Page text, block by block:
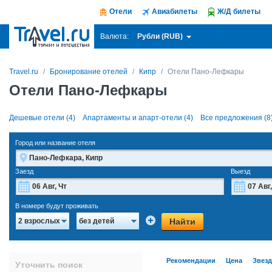
Отели Авиабилеты Ж/Д билеты
Валюта: Рубли (RUB)
Travel.ru Бронирование отелей Кипр Отели Пано-Лефкары
Отели Пано-Лефкары
Дешевые отели (4) Апартаменты и апарт-отели (4) Все предложения
Город или название отеля
Заезд
Пн Вт Ср Чт Пт Сб Вс
27 28 29 30 1 2
Выезд
В номере будут проживать
2 взрослых без детей Найти
Уточнить поиск Рекомендации Цена